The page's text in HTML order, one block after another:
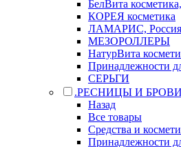
БелВита
КОРЕЯ косметика
ЛАМАРИС, Россия
МЕЗОРОЛЛЕРЫ
НатурВита
Принадлежности
СЕРЬГИ
.РЕСНИЦЫ И БРОВИ
Назад
Все товары
Средства и
Принадлежности